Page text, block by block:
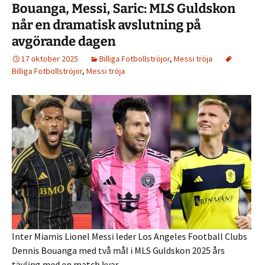
Bouanga, Messi, Saric: MLS Guldskon
når en dramatisk avslutning på
avgörande dagen
17 oktober 2025 Billiga Fotbollströjor, Messi tröja
Billiga Fotbollströjor, Messi tröja
Inter Miamis Lionel Messi leder Los Angeles Football Clubs
Dennis Bouanga med två mål i MLS Guldskon 2025 års